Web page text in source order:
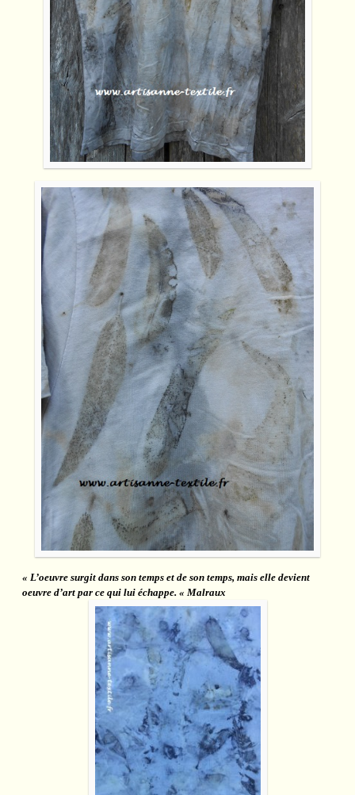
« L’oeuvre surgit dans son temps et de son temps, mais elle devient
oeuvre d’art par ce qui lui échappe. « Malraux